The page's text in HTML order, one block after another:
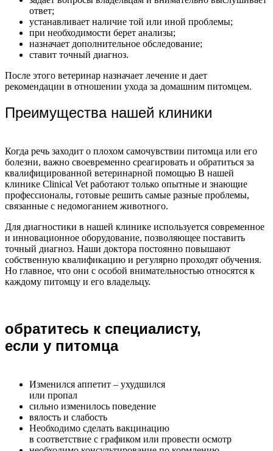
ответ;
устанавливает наличие той или иной проблемы;
при необходимости берет анализы;
назначает дополнительное обследование;
ставит точный диагноз.
После этого ветеринар назначает лечение и дает
рекомендации в отношении ухода за домашним питомцем.
Преимущества нашей клиники
Когда речь заходит о плохом самочувствии питомца или его
болезни, важно своевременно среагировать и обратиться за
квалифицированной ветеринарной помощью В нашей
клинике Clinical Vet работают только опытные и знающие
профессионалы, готовые решить самые разные проблемы,
связанные с недомоганием животного.
Для диагностики в нашей клинике используется современное
и инновационное оборудование, позволяющее поставить
точный диагноз. Наши доктора постоянно повышают
собственную квалификацию и регулярно проходят обучения.
Но главное, что они с особой внимательностью относятся к
каждому питомцу и его владельцу.
обратитесь к специалисту,
если у питомца
Изменился аппетит – ухудшился
или пропал
сильно изменилось поведение
вялость и слабость
Необходимо сделать вакцинацию
в соответствие с графиком или провести осмотр